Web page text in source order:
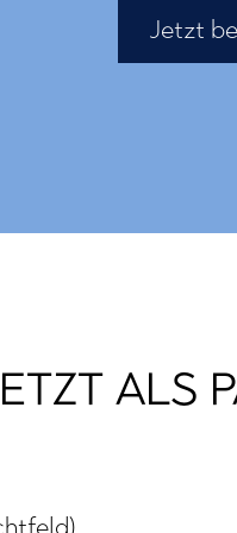
Jetzt
ALS